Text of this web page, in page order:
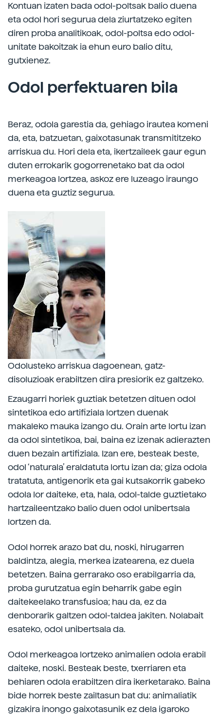
Kontuan izaten bada odol-poltsak balio duena
eta odol hori segurua dela ziurtatzeko egiten
diren proba analitikoak, odol-poltsa edo odol-
unitate bakoitzak ia ehun euro balio ditu,
gutxienez.
Odol perfektuaren bila
Beraz, odola garestia da, gehiago irautea komeni
da, eta, batzuetan, gaixotasunak transmititzeko
arriskua du. Hori dela eta, ikertzaileek gaur egun
duten errokarik gogorrenetako bat da odol
merkeagoa lortzea, askoz ere luzeago iraungo
duena eta guztiz segurua.
Odolusteko arriskua dagoenean, gatz-
disoluzioak erabiltzen dira presiorik ez galtzeko.
Ezaugarri horiek guztiak betetzen dituen odol
sintetikoa edo artifiziala lortzen duenak
makaleko mauka izango du. Orain arte lortu izan
da odol sintetikoa, bai, baina ez izenak adierazten
duen bezain artifiziala. Izan ere, besteak beste,
odol ‘naturala’ eraldatuta lortu izan da; giza odola
tratatuta, antigenorik eta gai kutsakorrik gabeko
odola lor daiteke, eta, hala, odol-talde guztietako
hartzaileentzako balio duen odol unibertsala
lortzen da.
Odol horrek arazo bat du, noski, hirugarren
baldintza, alegia, merkea izatearena, ez duela
betetzen. Baina gerrarako oso erabilgarria da,
proba gurutzatua egin beharrik gabe egin
daitekeelako transfusioa; hau da, ez da
denborarik galtzen odol-taldea jakiten. Nolabait
esateko, odol unibertsala da.
Odol merkeagoa lortzeko animalien odola erabil
daiteke, noski. Besteak beste, txerriaren eta
behiaren odola erabiltzen dira ikerketarako. Baina
bide horrek beste zailtasun bat du: animaliatik
gizakira inongo gaixotasunik ez dela igaroko